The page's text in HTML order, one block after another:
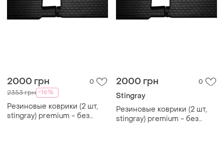
2000 грн 0
2353 грн -16%
Резиновые коврики (2 шт,
stingray) premium - без
2000 грн 0
Stingray
Резиновые коврики (2 шт,
stingray) premium - без